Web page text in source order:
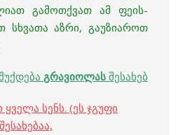
გამოთქვათ ამ ფეის-
სხვათა აზრი, გაუზიაროთ
გრავიოლას შესახებ
სენს. (ეს ჯგუფი